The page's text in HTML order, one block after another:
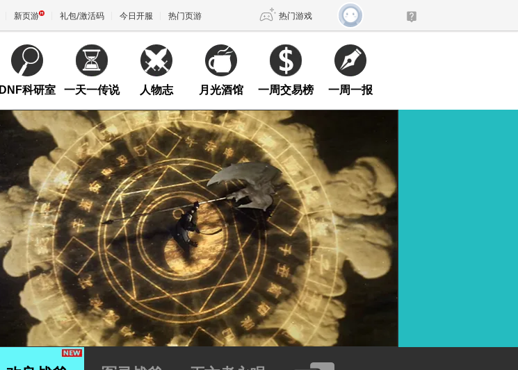
新页游 礼包/激活码 今日开服 热门页游 热门游戏
魔兽 DNF 传奇4
天堂 剑网3旗舰版 新天龙八部
王权与自由 诛仙世界 新仙侠5
DNF科研室 一天一传说 人物志 月光酒馆 一周交易榜 一周一报